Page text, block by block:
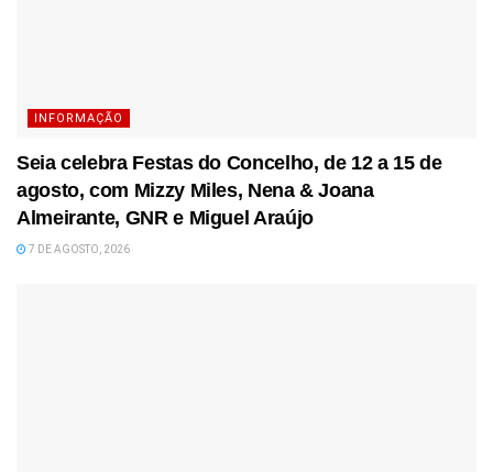
INFORMAÇÃO
Seia celebra Festas do Concelho, de 12 a 15 de
agosto, com Mizzy Miles, Nena & Joana
Almeirante, GNR e Miguel Araújo
7 DE AGOSTO, 2026